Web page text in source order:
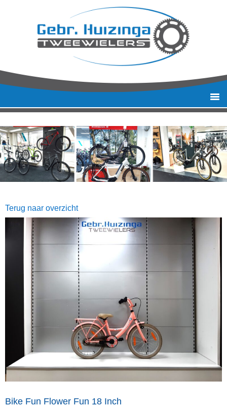
Terug naar overzicht
Bike Fun Flower Fun 18 Inch